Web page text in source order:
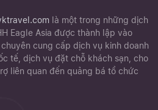
là một trong những dịch
Eagle Asia được thành lập vào
cung cấp dịch vụ kinh doanh
tế, dịch vụ đặt chỗ khách sạn, cho
liên quan đến quảng bá tổ chức